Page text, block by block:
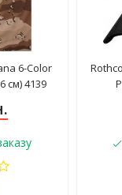
6-Color
см) 4139